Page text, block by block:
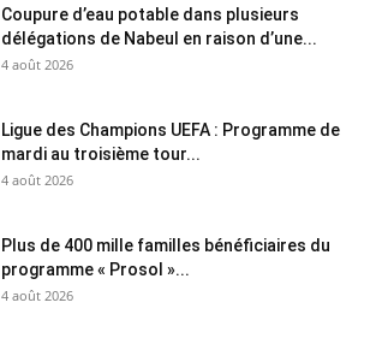
Coupure d’eau potable dans plusieurs
délégations de Nabeul en raison d’une...
4 août 2026
Ligue des Champions UEFA : Programme de
mardi au troisième tour...
4 août 2026
Plus de 400 mille familles bénéficiaires du
programme « Prosol »...
4 août 2026